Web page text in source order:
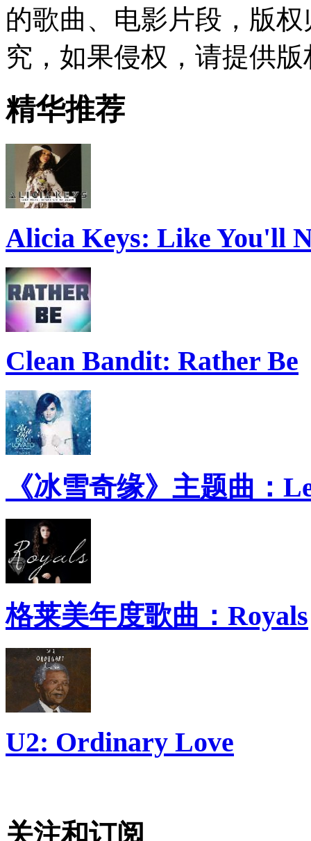
的歌曲、电影片段，版
究，如果侵权，请提供
精华推荐
Alicia Keys: Like You'll
Clean Bandit: Rather Be
《冰雪奇缘》主题曲：
格莱美年度歌曲：Royals
U2: Ordinary Love
关注和订阅